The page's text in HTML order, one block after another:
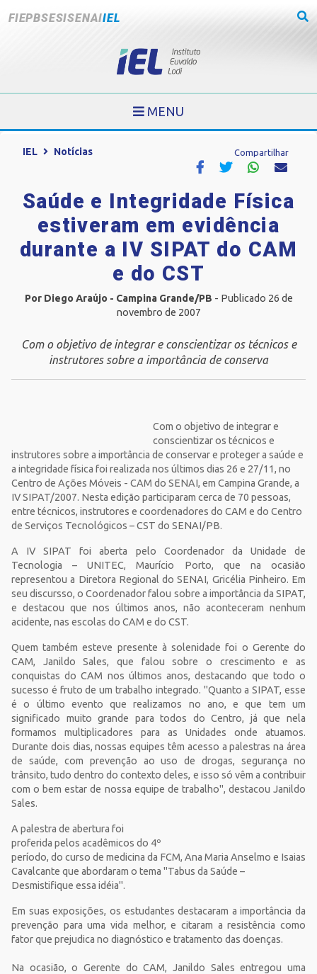
FIEPBSESISENAIIEL
MENU
IEL Notícias Compartilhar
Saúde e Integridade Física
estiveram em evidência
durante a IV SIPAT do CAM
e do CST
Por Diego Araújo - Campina Grande/PB - Publicado 26 de
novembro de 2007
Com o objetivo de integrar e conscientizar os técnicos e
instrutores sobre a importância de conserva
Com o objetivo de integrar e
conscientizar os técnicos e
instrutores sobre a importância de conservar e proteger a saúde e
a integridade física foi realizada nos últimos dias 26 e 27/11, no
Centro de Ações Móveis - CAM do SENAI, em Campina Grande, a
IV SIPAT/2007. Nesta edição participaram cerca de 70 pessoas,
entre técnicos, instrutores e coordenadores do CAM e do Centro
de Serviços Tecnológicos – CST do SENAI/PB.
A IV SIPAT foi aberta pelo Coordenador da Unidade de
Tecnologia – UNITEC, Maurício Porto, que na ocasião
representou a Diretora Regional do SENAI, Gricélia Pinheiro. Em
seu discursso, o Coordenador falou sobre a importância da SIPAT,
e destacou que nos últimos anos, não aconteceram nenhum
acidente, nas escolas do CAM e do CST.
Quem também esteve presente à solenidade foi o Gerente do
CAM, Janildo Sales, que falou sobre o crescimento e as
conquistas do CAM nos últimos anos, destacando que todo o
sucesso é fruto de um trabalho integrado. "Quanto a SIPAT, esse
é o último evento que realizamos no ano, e que tem um
significado muito grande para todos do Centro, já que nela
formamos multiplicadores para as Unidades onde atuamos.
Durante dois dias, nossas equipes têm acesso a palestras na área
de saúde, com prevenção ao uso de drogas, segurança no
trânsito, tudo dentro do contexto deles, e isso só vêm a contribuir
com o bem estar de nossa equipe de trabalho", destacou Janildo
Sales.
A palestra de abertura foi
proferida pelos acadêmicos do 4º
período, do curso de medicina da FCM, Ana Maria Anselmo e Isaias
Cavalcante que abordaram o tema "Tabus da Saúde –
Desmistifique essa idéia".
Em suas exposições, os estudantes destacaram a importância da
prevenção para uma vida melhor, e citaram a resistência como
fator que prejudica no diagnóstico e tratamento das doenças.
Na ocasião, o Gerente do CAM, Janildo Sales entregou uma